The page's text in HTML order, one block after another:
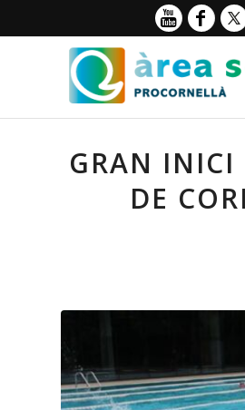
GRAN INICI
DE